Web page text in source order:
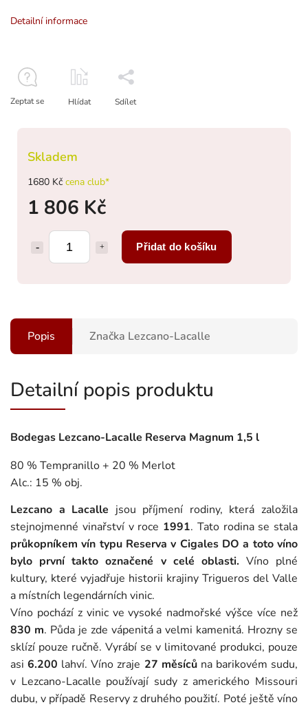
1680 Kč cena club*
1 806 Kč
Přidat do košíku
Skladem
Detailní informace
Zeptat se Hlídat Sdílet
Popis Značka Lezcano-Lacalle
Detailní popis produktu
Bodegas Lezcano-Lacalle Reserva Magnum 1,5 l
80 % Tempranillo + 20 % Merlot
Alc.: 15 % obj.
Lezcano a Lacalle jsou příjmení rodiny, která založila
stejnojmenné vinařství v roce 1991. Tato rodina se stala
průkopníkem vín typu Reserva v Cigales DO a toto víno
bylo první takto označené v celé oblasti. Víno plné
kultury, které vyjadřuje historii krajiny Trigueros del Valle
a místních legendárních vinic.
Víno pochází z vinic ve vysoké nadmořské výšce více než
830 m. Půda je zde vápenitá a velmi kamenitá. Hrozny se
sklízí pouze ručně. Vyrábí se v limitované produkci, pouze
asi6.200 lahví. Víno zraje 27 měsícůna barikovém sudu,
v Lezcano-Lacalle používají sudy z amerického Missouri
dubu, v případě Reservy z druhého použití. Poté ještě víno